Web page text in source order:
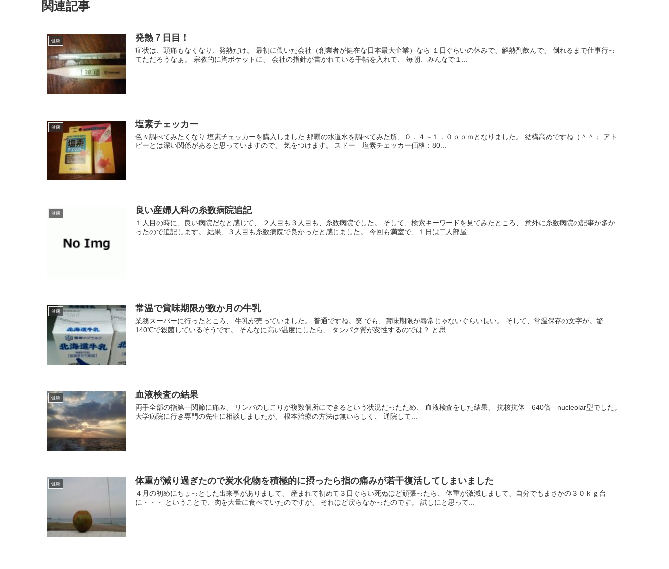
関連記事
健康 発熱７日目！
症状は、頭痛もなくなり、発熱だけ。 最初に働いた会社（創業者が健在な日本最大企業）なら １日ぐらいの休みで、解熱剤飲んで、 倒れるまで仕事行っ
てただろうなぁ。 宗教的に胸ポケットに、 会社の指針が書かれている手帖を入れて、 毎朝、みんなで１...
健康 塩素チェッカー
色々調べてみたくなり 塩素チェッカーを購入しました 那覇の水道水を調べてみた所、０．４～１．０ｐｐｍとなりました。 結構高めですね（＾＾； アト
ピーとは深い関係があると思っていますので、 気をつけます。 スドー 塩素チェッカー価格：80...
健康 良い産婦人科の糸数病院追記
１人目の時に、良い病院だなと感じて、 ２人目も３人目も、糸数病院でした。 そして、検索キーワードを見てみたところ、 意外に糸数病院の記事が多か
ったので追記します。 結果、３人目も糸数病院で良かったと感じました。 今回も満室で、１日は二人部屋...
健康 常温で賞味期限が数か月の牛乳
業務スーパーに行ったところ、 牛乳が売っていました。 普通ですね。笑 でも、賞味期限が尋常じゃないぐらい長い。 そして、常温保存の文字が。驚
140℃で殺菌しているそうです。 そんなに高い温度にしたら、 タンパク質が変性するのでは？ と思...
健康 血液検査の結果
両手全部の指第一関節に痛み、 リンパのしこりが複数個所にできるという状況だったため、 血液検査をした結果、 抗核抗体 640倍 nucleolar型でした。
大学病院に行き専門の先生に相談しましたが、 根本治療の方法は無いらしく、 通院して...
健康 体重が減り過ぎたので炭水化物を積極的に摂ったら指の痛みが若干復活してしまいました
４月の初めにちょっとした出来事がありまして、 産まれて初めて３日ぐらい死ぬほど頑張ったら、 体重が激減しまして、自分でもまさかの３０ｋｇ台
に・・・ ということで、肉を大量に食べていたのですが、 それほど戻らなかったのです。 試しにと思って...